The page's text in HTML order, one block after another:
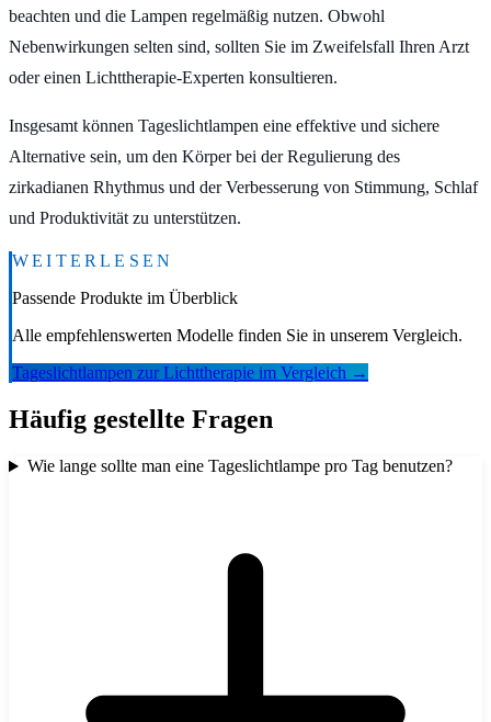
beachten und die Lampen regelmäßig nutzen. Obwohl
Nebenwirkungen selten sind, sollten Sie im Zweifelsfall Ihren Arzt
oder einen Lichttherapie-Experten konsultieren.
Insgesamt können Tageslichtlampen eine effektive und sichere
Alternative sein, um den Körper bei der Regulierung des
zirkadianen Rhythmus und der Verbesserung von Stimmung, Schlaf
und Produktivität zu unterstützen.
WEITERLESEN
Passende Produkte im Überblick
Alle empfehlenswerten Modelle finden Sie in unserem Vergleich.
Tageslichtlampen zur Lichttherapie im Vergleich →
Häufig gestellte Fragen
Wie lange sollte man eine Tageslichtlampe pro Tag benutzen?